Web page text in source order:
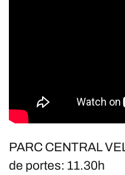
PARC CENTRAL
de portes: 11.30h